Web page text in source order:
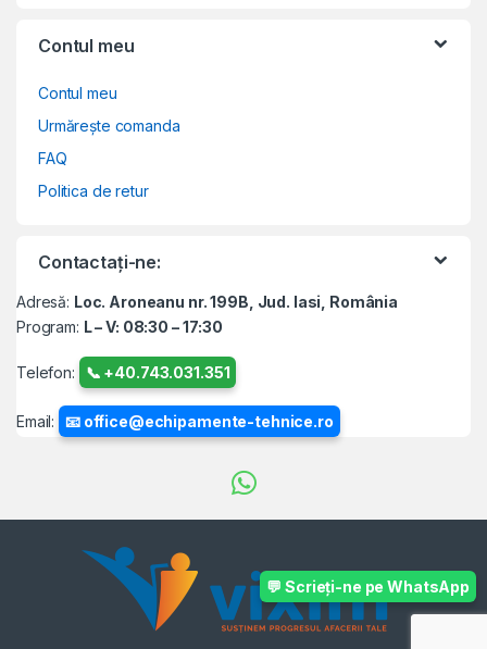
💬 Scrieți-ne pe WhatsApp
Contul meu
Contul meu
Urmărește comanda
FAQ
Politica de retur
Contactați-ne:
Adresă: Loc. Aroneanu nr. 199B, Jud. Iasi, România
Program: L – V: 08:30 – 17:30
Telefon: 📞 +40.743.031.351
Email: 📧 office@echipamente-tehnice.ro